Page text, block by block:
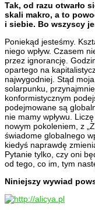
Tak, od razu otwarło
skali makro, a to
i siebie. Bo wszyscy
Poniekąd jesteśmy.
niego wpływ. Czasem
przez ignorancję.
opartego na
najwygodniej. Stąd
solarpunku,
konformistycznym
podejmowane są
nie mamy wpływu.
nowym pokoleniem, z
świadome globalnego
kiedyś naprawdę
Pytanie tylko, czy oni
od tego, co im, tym
Niniejszy wywiad